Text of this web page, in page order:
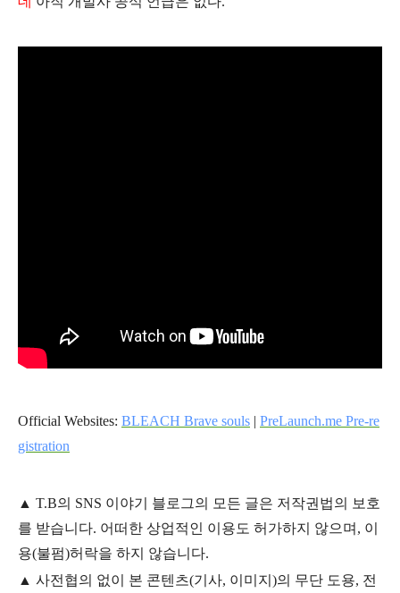
Official Websites: BLEACH Brave souls | PreLaunch.me Pre-re
gistration
▲ T.B의 SNS 이야기 블 로그의 모든 글은 저작권법의 보호
를 받습니다. 어떠한 상업적인 이용도 허가하지 않으며, 이
용(불펌)허락을 하지 않습니다.
▲ 사전협의 없이 본 콘텐츠(기사, 이미지)의 무단 도용, 전